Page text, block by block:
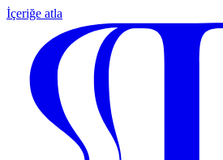
İçeriğe atla